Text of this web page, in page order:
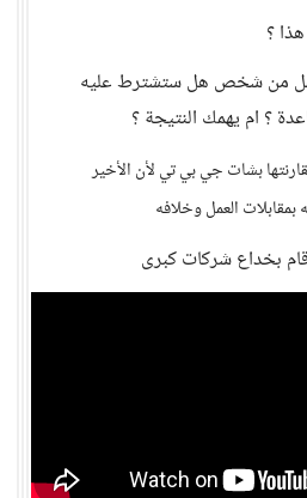
؟
من شخص هل ستشترط عليه
؟ ام يهمك النتيجة ؟
بشات جي بي تي لأن الأخير
العمل وخلافه
بخداع شركات كبرى